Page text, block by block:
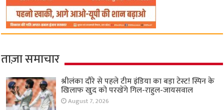
ताज़ा समाचार
श्रीलंका दौरे से पहले टीम इंडिया का बड़ा टेस्ट! स्पिन के
खिलाफ खुद को परखेंगे गिल-राहुल-जायसवाल
August 7, 2026